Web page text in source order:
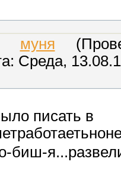
муня
Среда,
писать в
биш-